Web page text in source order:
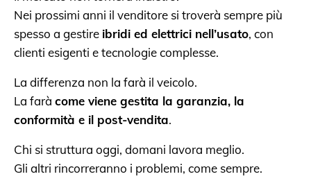
Nei prossimi anni il venditore si troverà sempre più
spesso a gestire ibridi ed elettrici nell’usato, con
clienti esigenti e tecnologie complesse.
La differenza non la farà il veicolo.
La farà come viene gestita la garanzia, la
conformità e il post-vendita.
Chi si struttura oggi, domani lavora meglio.
Gli altri rincorreranno i problemi, come sempre.